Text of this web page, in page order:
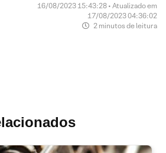
16/08/2023 15:43:28 • Atualizado em
17/08/2023 04:36:02
2 minutos de leitura